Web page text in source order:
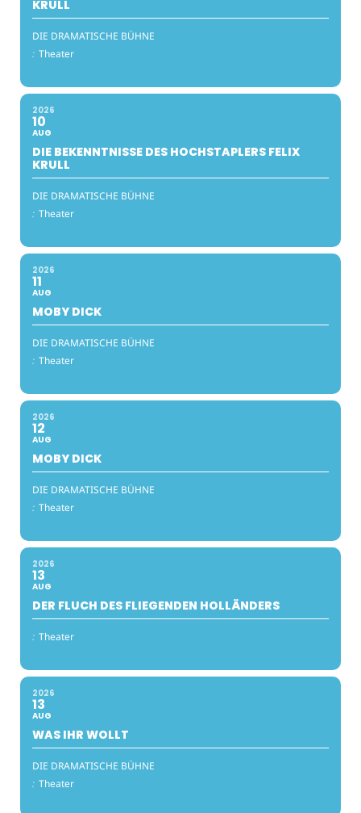
KRULL
DIE DRAMATISCHE BÜHNE
: Theater
2026
10
AUG
DIE BEKENNTNISSE DES HOCHSTAPLERS FELIX
KRULL
DIE DRAMATISCHE BÜHNE
: Theater
2026
11
AUG
MOBY DICK
DIE DRAMATISCHE BÜHNE
: Theater
2026
12
AUG
MOBY DICK
DIE DRAMATISCHE BÜHNE
: Theater
2026
13
AUG
DER FLUCH DES FLIEGENDEN HOLLÄNDERS
: Theater
2026
13
AUG
WAS IHR WOLLT
DIE DRAMATISCHE BÜHNE
: Theater